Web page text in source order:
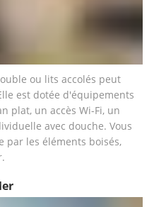
ou lits accolés peut
est dotée d'équipements
plat, un accès Wi-Fi, un
avec douche. Vous
par les éléments boisés,